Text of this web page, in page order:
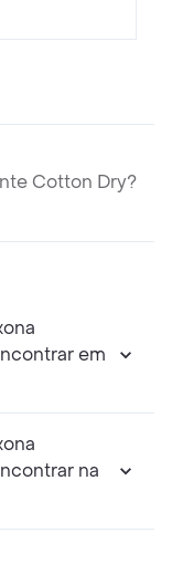
Cotton Dry?
em
na